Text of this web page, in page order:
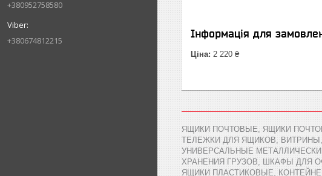
+380952758580
+380674812215
Інформація для
Ціна: 2 220 ₴
ЯЩИКИ ПОЧТОВЫЕ, ЯЩИКИ
ТЕЛЕЖКИ ДЛЯ ЯЩИКОВ,
УНИВЕРСАЛЬНЫЕ
ХРАНЕНИЯ ГРУЗОВ, ШКАФЫ ДЛЯ
ЯЩИКИ ПЛАСТИКОВЫЕ,